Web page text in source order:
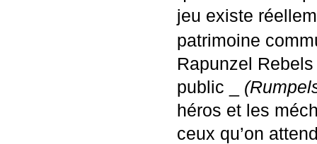
jeu existe
patrimoine
Rapunzel
public _
héros et les
ceux qu’on